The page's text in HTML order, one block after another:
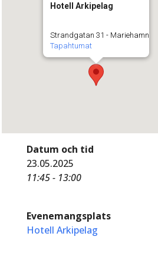
Hotell Arkipelag
Strandgatan 31 - Mariehamn
Tapahtumat
Datum och tid
23.05.2025
11:45 - 13:00
Evenemangsplats
Hotell Arkipelag